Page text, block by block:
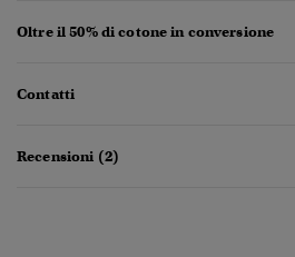
Oltre il 50% di cotone in conversione
Contatti
Recensioni (2)